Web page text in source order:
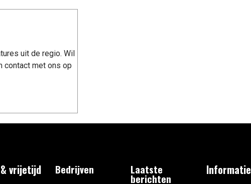
uit de regio. Wil
contact met ons op
vrijetijd Bedrijven Laatste
berichten
Informatie